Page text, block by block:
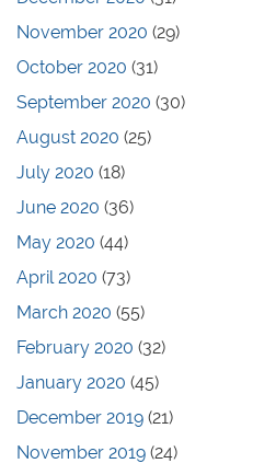
November 2020 (29)
October 2020 (31)
September 2020 (30)
August 2020 (25)
July 2020 (18)
June 2020 (36)
May 2020 (44)
April 2020 (73)
March 2020 (55)
February 2020 (32)
January 2020 (45)
December 2019 (21)
November 2019 (24)